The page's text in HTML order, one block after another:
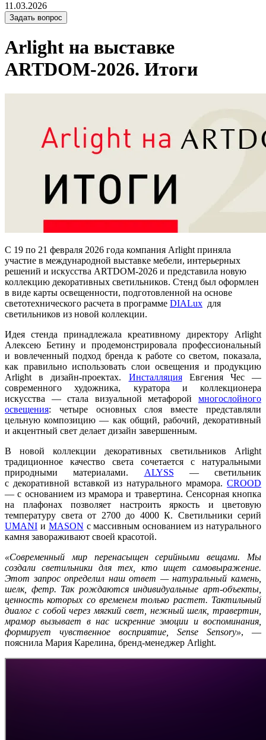
11.03.2026
Задать вопрос
Arlight на выставке
ARTDOM-2026. Итоги
С 19 по 21 февраля 2026 года компания Arlight приняла
участие в международной выставке мебели, интерьерных
решений и искусства ARTDOM-2026 и представила новую
коллекцию декоративных светильников. Стенд был оформлен
в виде карты освещенности, подготовленной на основе
светотехнического расчета в программе DIALux для
светильников из новой коллекции.
Идея стенда принадлежала креативному директору Arlight
Алексею Бетину и продемонстрировала профессиональный
и вовлеченный подход бренда к работе со светом, показала,
как правильно использовать слои освещения и продукцию
Arlight в дизайн-проектах. ИнсталляцияЕвгения Чес —
современного художника, куратора и коллекционера
искусства — стала визуальной метафорой многослойного
освещения: четыре основных слоя вместе представляли
цельную композицию — как общий, рабочий, декоративный
и акцентный свет делает дизайн завершенным.
В новой коллекции декоративных светильников Arlight
традиционное качество света сочетается с натуральными
природными материалами. ALYSS — светильник
с декоративной вставкой из натурального мрамора. CROOD
— с основанием из мрамора и травертина. Сенсорная кнопка
на плафонах позволяет настроить яркость и цветовую
температуру света от 2700 до 4000 К. Светильники серий
UMANI и MASON с массивным основанием из натурального
камня завораживают своей красотой.
«Современный мир перенасыщен серийными вещами. Мы
создали светильники для тех, кто ищет самовыражение.
Этот запрос определил наш ответ — натуральный камень,
шелк, фетр. Так рождаются индивидуальные арт-объекты,
ценность которых со временем только растет. Тактильный
диалог с собой через мягкий свет, нежный шелк, травертин,
мрамор вызывает в нас искренние эмоции и воспоминания,
формирует чувственное восприятие, Sense Sensory», —
пояснила Мария Карелина, бренд-менеджер Arlight.